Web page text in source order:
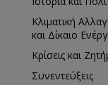
Κλιματική
και Δίκαιο
Κρίσεις και
Συνεντεύξεις